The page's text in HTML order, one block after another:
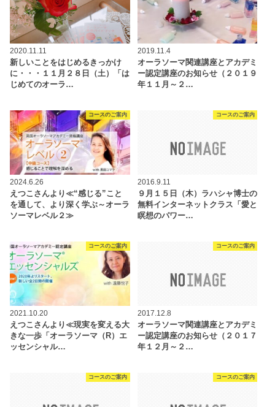
2020.11.11
新しいことをはじめるきっかけ
に・・・１１月２８日（土）「は
じめてのオーラ…
2019.11.4
オーラソーマ関連講座とアカデミ
ー認定講座のお知らせ（２０１９
年１１月～２…
コースのご案内
2024.6.26
えつこさんより≪“感じる”こと
を通して、より深く学ぶ～オーラ
ソーマレベル２≫
コースのご案内
2016.9.11
９月１５日（木）ラハシャ博士の
無料インターネットクラス「愛と
瞑想のパワー…
コースのご案内
2021.10.20
えつこさんより≪現実を変える大
きな一歩「オーラソーマ（R）エ
ッセンシャル…
コースのご案内
2017.12.8
オーラソーマ関連講座とアカデミ
ー認定講座のお知らせ（２０１７
年１２月～２…
コースのご案内 コースのご案内